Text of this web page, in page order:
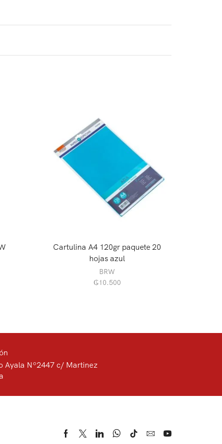
Cartulina A4 120gr paquete 20
hojas azul
BRW
₲10.500
Ayala Nº2447 c/ Martinez